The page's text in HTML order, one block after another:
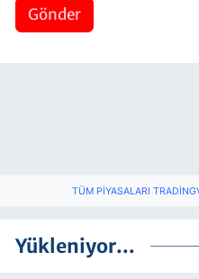
Gönder
TÜM PIYASALARI
Yükleniyor...